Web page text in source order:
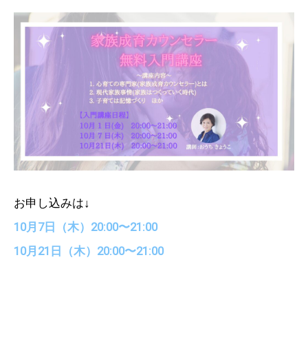
お申し込みは↓
10月7日（木）20:00〜21:00
10月21日（木）20:00〜21:00